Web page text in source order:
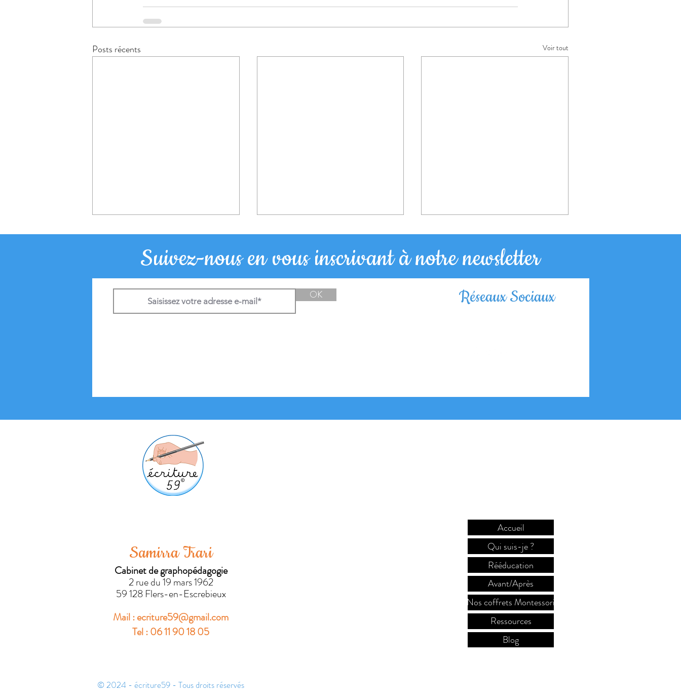
Posts récents Voir tout
Suivez-nous en vous inscrivant à notre newsletter
OK Réseaux Sociaux
Samirra Trari
Cabinet de graphopédagogie
2 rue du 19 mars 1962
59 128 Flers-en-Escrebieux
Mail :ecriture59@gmail.com
Tel : 06 11 90 18 05
Accueil
Qui suis-je ?
Rééducation
Avant/Après
Nos coffrets Montessori
Ressources
Blog
© 2024 - écriture59 - Tous droits réservés